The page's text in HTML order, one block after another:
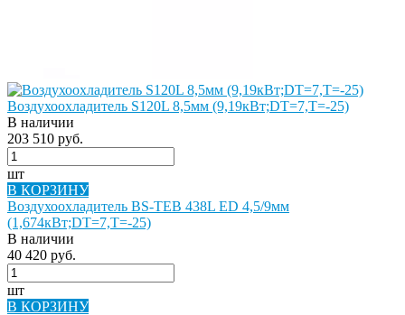
Воздухоохладитель S120L 8,5мм (9,19кВт;DT=7,Т=-25)
В наличии
203 510 руб.
шт
В КОРЗИНУ
Воздухоохладитель BS-TEB 438L ED 4,5/9мм
(1,674кВт;DT=7,Т=-25)
В наличии
40 420 руб.
шт
В КОРЗИНУ